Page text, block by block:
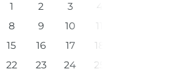
1 2 3
4
8 9 10
11
15 16 17
18
22 23 24
25